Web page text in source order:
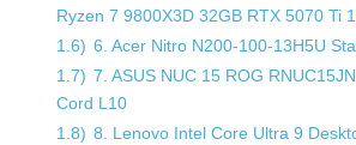
Ryzen 7 9800X3D 32GB RTX 5070 Ti
1.6) 6. Acer Nitro N200-100-13H5U
1.7) 7. ASUS NUC 15 ROG
Cord L10
1.8) 8. Lenovo Intel Core Ultra 9